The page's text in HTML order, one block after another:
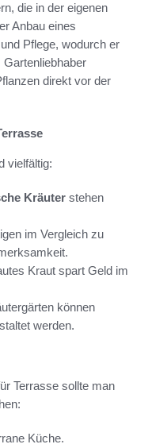
die in der eigenen
Anbau eines
Pflege, wodurch er
direkt vor der
vielfältig:
Kräuter stehen
im Vergleich zu
Kraut spart Geld im
können
werden.
Terrasse sollte man
Küche.